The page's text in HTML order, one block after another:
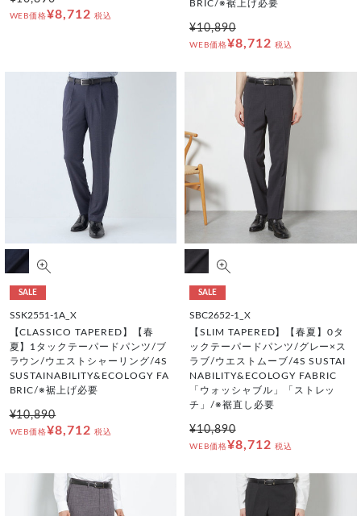
WEB価格¥8,712 税込
BRIC/※裾上げ必要
¥10,890
WEB価格¥8,712 税込
SALE
SSK2551-1A_X
【CLASSICO TAPERED】【春
夏】1タックテーパードパンツ/ブ
ラウン/ウエストシャーリング/4S
SUSTAINABILITY&ECOLOGY FA
BRIC/※裾上げ必要
¥10,890
WEB価格¥8,712 税込
SALE
SBC2652-1_X
【SLIM TAPERED】【春夏】0タ
ックテーパードパンツ/グレー×ス
ラブ/ウエストムーブ/4S SUSTAI
NABILITY&ECOLOGY FABRIC
「ウォッシャブル」「ストレッ
チ」/※裾直し必要
¥10,890
WEB価格¥8,712 税込